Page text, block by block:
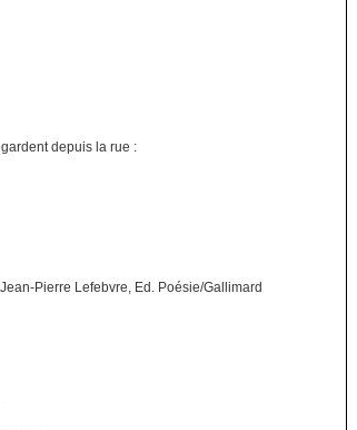
depuis la rue :
Pierre Lefebvre, Ed. Poésie/Gallimard